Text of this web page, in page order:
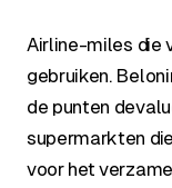
Airline-miles die
gebruiken.
de punten
supermarkten
voor het